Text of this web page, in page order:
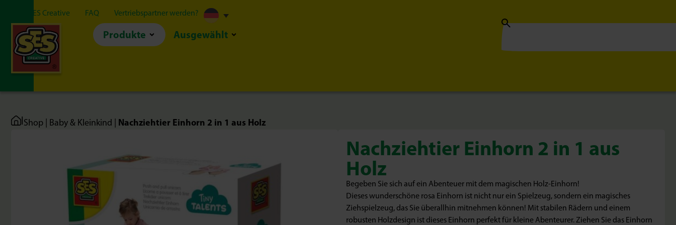
Über SES Creative FAQ Vertriebspartner werden?
Produkte Ausgewählt
|Shop Baby & Kleinkind Nachziehtier Einhorn 2 in 1 aus Holz
Nachziehtier Einhorn 2 in 1 aus
Holz
Begeben Sie sich auf ein Abenteuer mit dem magischen Holz-Einhorn!
Dieses wunderschöne rosa Einhorn ist nicht nur ein Spielzeug, sondern ein magisches
Ziehspielzeug, das Sie überallhin mitnehmen können! Mit stabilen Rädern und einem
robusten Holzdesign ist dieses Einhorn perfekt für kleine Abenteurer. Ziehen Sie das Einhorn